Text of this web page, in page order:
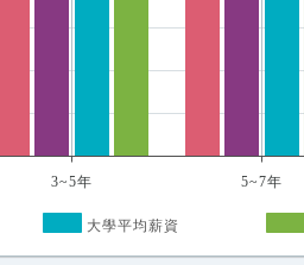
3~5年 5~7年
大學平均薪資